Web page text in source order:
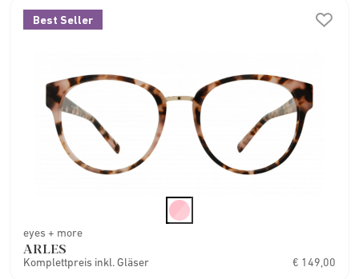
Best Seller
eyes + more
ARLES
Komplettpreis inkl. Gläser € 149,00